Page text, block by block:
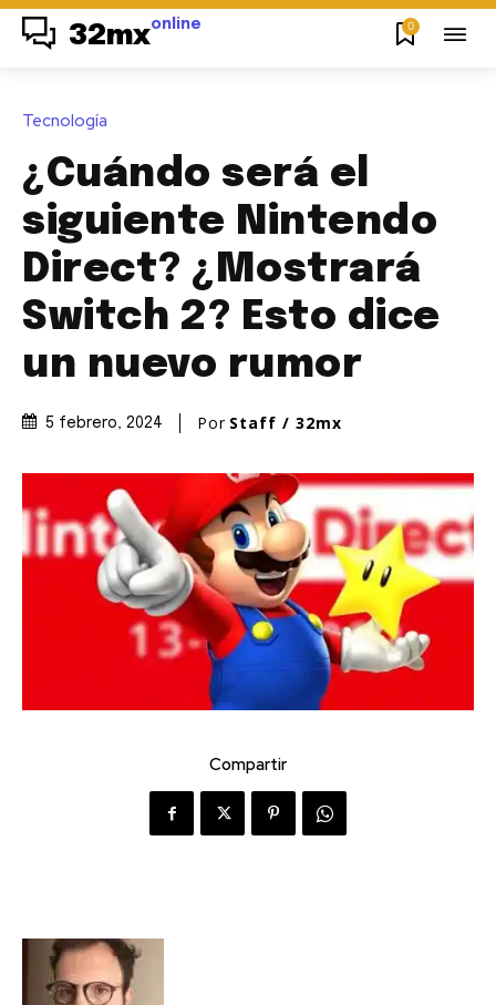
32mxonline 0
Tecnología
¿Cuándo será el
siguiente Nintendo
Direct? ¿Mostrará
Switch 2? Esto dice
un nuevo rumor
5 febrero, 2024 Por Staff / 32mx
Compartir